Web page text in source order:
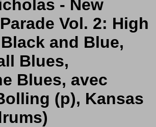
- New
Vol. 2: High
and Blue,
Blues,
Blues, avec
(p), Kansas